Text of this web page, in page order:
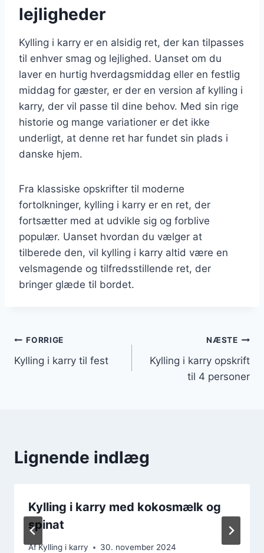
lejligheder
Kylling i karry er en alsidig ret, der kan tilpasses
til enhver smag og lejlighed. Uanset om du
laver en hurtig hverdagsmiddag eller en festlig
middag for gæster, er der en version af kylling i
karry, der vil passe til dine behov. Med sin rige
historie og mange variationer er det ikke
underligt, at denne ret har fundet sin plads i
danske hjem.
Fra klassiske opskrifter til moderne
fortolkninger, kylling i karry er en ret, der
fortsætter med at udvikle sig og forblive
populær. Uanset hvordan du vælger at
tilberede den, vil kylling i karry altid være en
velsmagende og tilfredsstillende ret, der
bringer glæde til bordet.
Indlægsnavigation
FORRIGE
Kylling i karry til fest
NÆSTE
Kylling i karry opskrift
til 4 personer
Lignende indlæg
Kylling i karry med kokosmælk og
spinat
AfKylling i karry 30. november 2024